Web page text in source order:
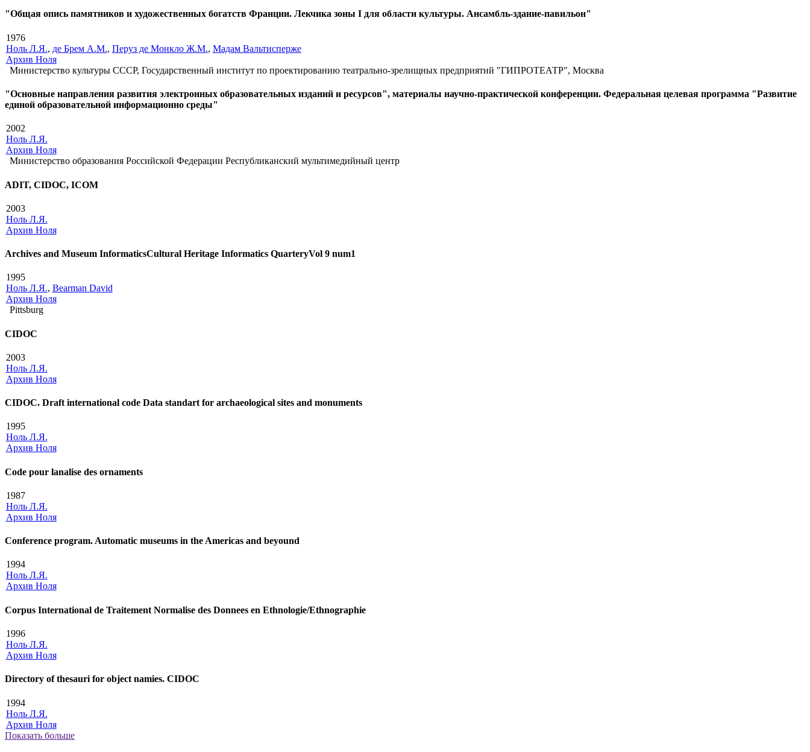
"Общая опись памятников и художественных богатств Франции. Лекчика зоны I для области культуры. Ансамбль-здание-павильон"
1976
Ноль Л.Я., де Брем А.М., Перуз де Монкло Ж.М., Мадам Вальтисперже
Архив Ноля
Министерство культуры СССР, Государственный институт по проектированию театрально-зрелищных предприятий "ГИПРОТЕАТР", Москва
"Основные направления развития электронных образовательных изданий и ресурсов", материалы научно-практической конференции. Федеральная целевая программа "Развитие
единой образовательной информационно среды"
2002
Ноль Л.Я.
Архив Ноля
Министерство образования Российской Федерации Республиканский мультимедийный центр
ADIT, CIDOC, ICOM
2003
Ноль Л.Я.
Архив Ноля
Archives and Museum InformaticsCultural Heritage Informatics QuarteryVol 9 num1
1995
Ноль Л.Я., Bearman David
Архив Ноля
Pittsburg
CIDOC
2003
Ноль Л.Я.
Архив Ноля
CIDOC. Draft international code Data standart for archaeological sites and monuments
1995
Ноль Л.Я.
Архив Ноля
Code pour lanalise des ornaments
1987
Ноль Л.Я.
Архив Ноля
Conference program. Automatic museums in the Americas and beyound
1994
Ноль Л.Я.
Архив Ноля
Corpus International de Traitement Normalise des Donnees en Ethnologie/Ethnographie
1996
Ноль Л.Я.
Архив Ноля
Directory of thesauri for object namies. CIDOC
1994
Ноль Л.Я.
Архив Ноля
Показать больше